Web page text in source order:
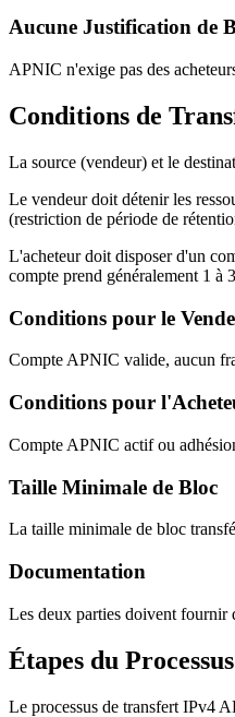
Aucune Justification de
APNIC n'exige pas des
Conditions de
La source (vendeur) et le
Le vendeur doit détenir les
(restriction de période de
L'acheteur doit disposer d'un
compte prend généralement 1 à
Conditions pour le
Compte APNIC valide, aucun
Conditions pour
Compte APNIC actif ou
Taille Minimale de Bloc
La taille minimale de bloc
Documentation
Les deux parties doivent fournir
Étapes du
Le processus de transfert IPv4